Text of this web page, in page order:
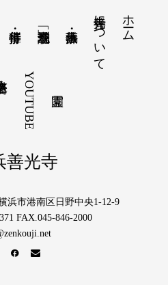
ホーム
善光寺について
YOUTUBE
み
善光寺
浜市港南区日野中央1-12-9
FAX.045-846-2000